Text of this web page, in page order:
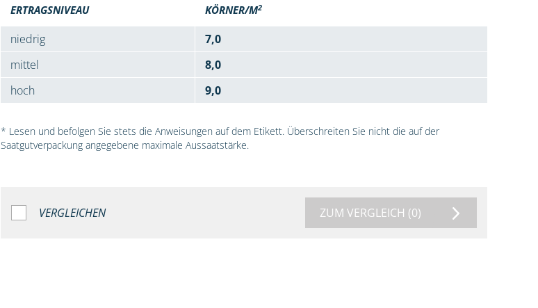
ERTRAGSNIVEAU KÖRNER/M2
niedrig
7,0
mittel
8,0
hoch
9,0
* Lesen und befolgen Sie stets die Anweisungen auf dem Etikett. Überschreiten Sie nicht die auf der
Saatgutverpackung angegebene maximale Aussaatstärke.
VERGLEICHEN ZUM VERGLEICH (0)